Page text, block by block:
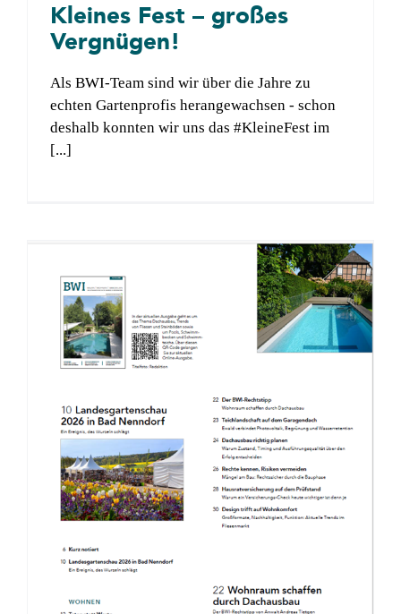
Kleines Fest – großes
Vergnügen!
Als BWI-Team sind wir über die Jahre zu
echten Gartenprofis herangewachsen - schon
deshalb konnten wir uns das #KleineFest im
[...]